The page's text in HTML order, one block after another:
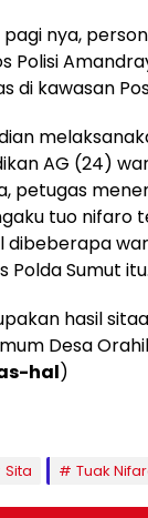
nya,
Polisi
di kawasan
AG (24)
petugas
tuo
dibeberapa
Polda Sumut itu.
hasil
Desa
hal)
Sita Tuak